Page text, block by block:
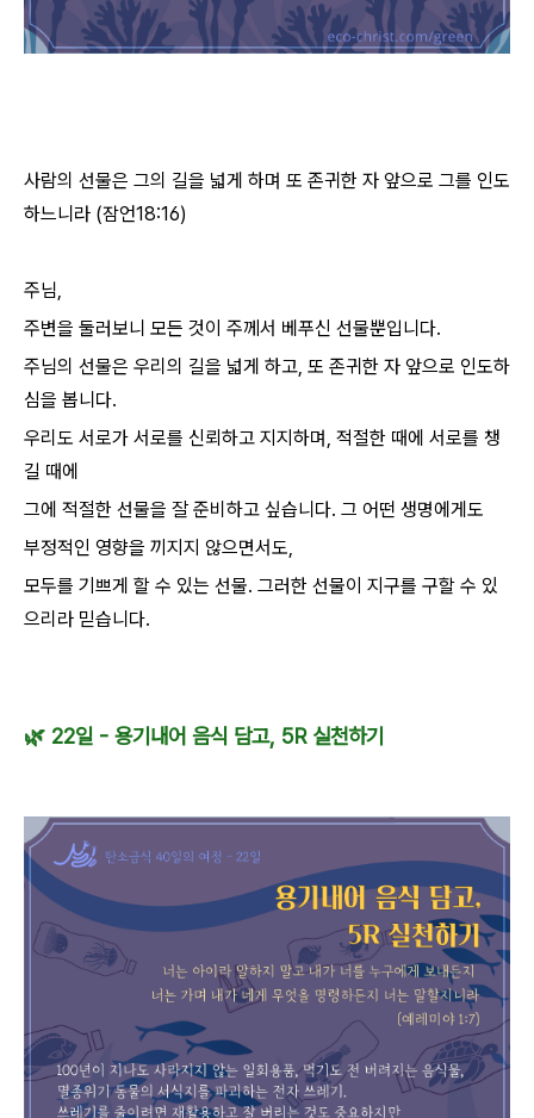
사람의 선물은 그의 길을 넓게 하며 또 존귀한 자 앞으로 그를 인도
하느니라 (잠언18:16)
주님,
주변을 둘러보니 모든 것이 주께서 베푸신 선물뿐입니다.
주님의 선물은 우리의 길을 넓게 하고, 또 존귀한 자 앞으로 인도하
심을 봅니다.
우리도 서로가 서로를 신뢰하고 지지하며, 적절한 때에 서로를 챙
길 때에
그에 적절한 선물을 잘 준비하고 싶습니다. 그 어떤 생명에게도
부정적인 영향을 끼지지 않으면서도,
모두를 기쁘게 할 수 있는 선물. 그러한 선물이 지구를 구할 수 있
으리라 믿습니다.
🌿 22일 - 용기내어 음식 담고, 5R 실천하기